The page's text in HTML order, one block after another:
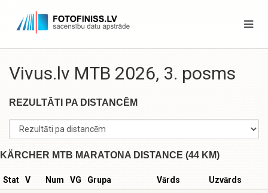
Vivus.lv MTB 2026, 3. posms
REZULTĀTI PA DISTANCĒM
KÄRCHER MTB MARATONA DISTANCE (44 KM)
Stat V Num VG Grupa Vārds
Uzvārds